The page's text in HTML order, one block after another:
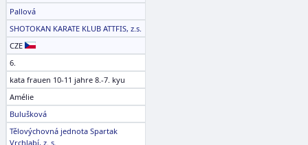
Pallová
SHOTOKAN KARATE KLUB ATTFIS, z.s.
CZE
6.
kata frauen 10-11 jahre 8.-7. kyu
Amélie
Bulušková
Tělovýchovná jednota Spartak
Vrchlabí, z. s.